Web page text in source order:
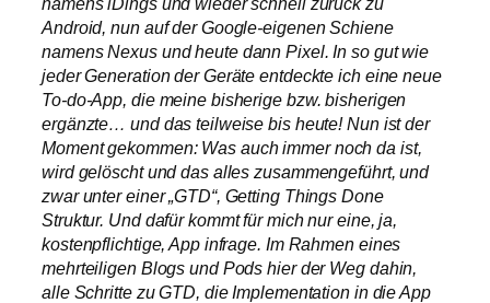
Android, nun auf der Google-eigenen Schiene
namens Nexus und heute dann Pixel. In so gut wie
jeder Generation der Geräte entdeckte ich eine neue
To-do-App, die meine bisherige bzw. bisherigen
ergänzte… und das teilweise bis heute! Nun ist der
Moment gekommen: Was auch immer noch da ist,
wird gelöscht und das alles zusammengeführt, und
zwar unter einer „GTD“, Getting Things Done
Struktur. Und dafür kommt für mich nur eine, ja,
kostenpflichtige, App infrage. Im Rahmen eines
mehrteiligen Blogs und Pods hier der Weg dahin,
alle Schritte zu GTD, die Implementation in die App